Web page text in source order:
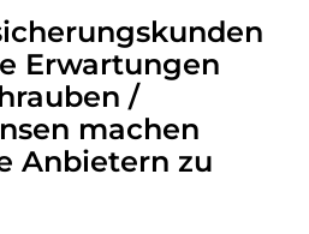
Erwartungen
/
machen
Anbietern zu